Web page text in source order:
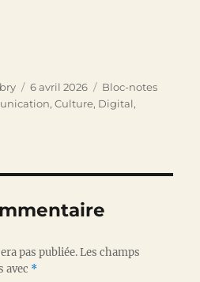
Publié
le
6 avril 2026 Catégories
Bloc-notes
,Culture, Digital,
pas publiée. Les champs
avec *